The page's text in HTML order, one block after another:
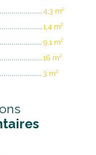
4,3 m²
1,4 m²
9,1 m²
16 m²
3 m²